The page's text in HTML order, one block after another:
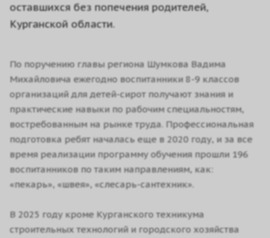
оставшихся без попечения родителей,
Курганской области.
По поручению главы региона Шумкова Вадима
Михайловича ежегодно воспитанники 8-9 классов
организаций для детей-сирот получают знания и
практические навыки по рабочим специальностям,
востребованным на рынке труда. Профессиональная
подготовка ребят началась еще в 2020 году, и за все
время реализации программу обучения прошли 196
воспитанников по таким направлениям, как:
«пекарь», «швея», «слесарь-сантехник».
В 2025 году кроме Курганского техникума
строительных технологий и городского хозяйства